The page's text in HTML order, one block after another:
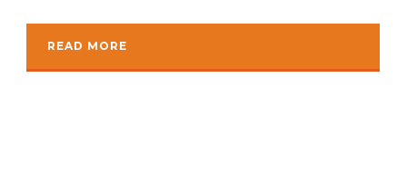
READ MORE